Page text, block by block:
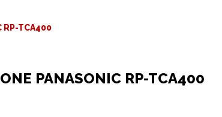
RP-TCA400
PANASONIC RP-TCA400